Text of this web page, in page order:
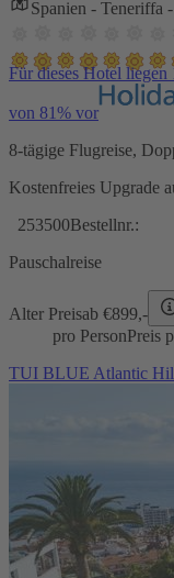
Spanien - Teneriffa
Für dieses Hotel
von 81% vor
8-tägige Flugreise,
Kostenfreies Upgrade
253500Bestellnr.:
Pauschalreise
Alter Preisab €899,-
pro PersonPreis
TUI BLUE Atlantic